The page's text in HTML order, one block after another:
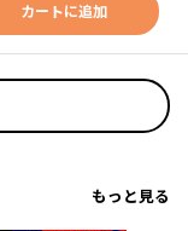
カートに追加
もっと見る